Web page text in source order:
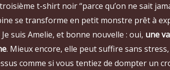
t-shirt noir “parce qu’on ne sait
se transforme en petit monstre prêt à
suis Amelie, et bonne nouvelle : oui, une
. Mieux encore, elle peut suffire sans
comme si vous tentiez de dompter un